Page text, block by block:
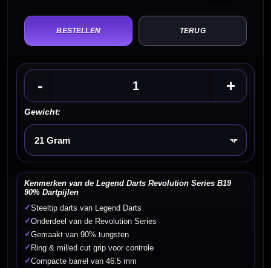
TERUG
- +
Gewicht:
Kies een optie
Kenmerken van de Legend Darts Revolution Series B19
90% Dartpijlen
✓Steeltip darts van Legend Darts
✓Onderdeel van de Revolution Series
✓Gemaakt van 90% tungsten
✓ Ring & milled cut grip voor controle
✓Compacte barrel van 46.5 mm